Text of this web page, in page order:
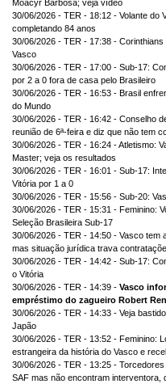
Moacyr Barbosa; veja vídeo
30/06/2026 - TER - 18:12 - Volante do
completando 84 anos
30/06/2026 - TER - 17:38 -
Vasco
30/06/2026 - TER - 17:00 - Sub-17:
por 2 a 0 fora de casa pelo Brasileiro
30/06/2026 - TER - 16:53 - Brasil
do Mundo
30/06/2026 - TER - 16:42 - Conselho
reunião de 6ª-feira e diz que não tem
30/06/2026 - TER - 16:24 - Atletismo:
Master; veja os resultados
30/06/2026 - TER - 16:01 - Sub-17:
Vitória por 1 a 0
30/06/2026 - TER - 15:56 - Sub-20:
30/06/2026 - TER - 15:31 - Feminino:
Seleção Brasileira Sub-17
30/06/2026 - TER - 14:50 - Vasco tem
mas situação jurídica trava
30/06/2026 - TER - 14:42 - Sub-17:
o Vitória
30/06/2026 - TER - 14:39 - Vasco
empréstimo do zagueiro Robert
30/06/2026 - TER - 14:33 - Veja
Japão
30/06/2026 - TER - 13:52 - Feminino:
estrangeira da história do Vasco e
30/06/2026 - TER - 13:25 -
SAF mas não encontram interventora,